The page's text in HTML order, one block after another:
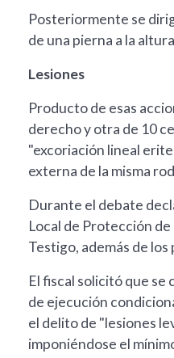
Posteriormente se
de una pierna a la
Lesiones
Producto de esas
derecho y otra de 10
"excoriación lineal
externa de la misma
Durante el debate
Local de Protección
Testigo, además de
El fiscal solicitó que se
de ejecución
el delito de "lesiones
imponiéndose el